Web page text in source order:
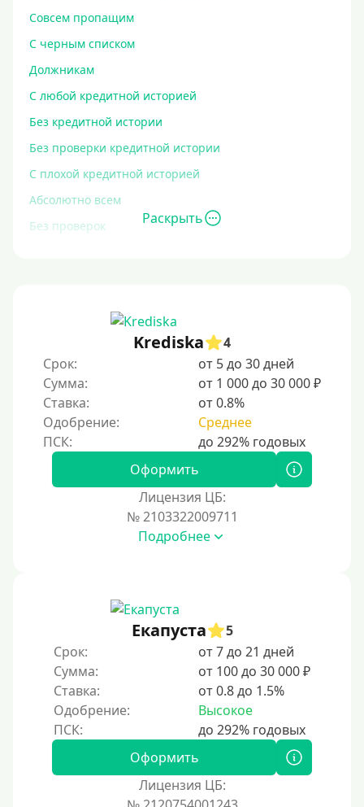
Совсем пропащим
С черным списком
Должникам
С любой кредитной историей
Без кредитной истории
Без проверки кредитной истории
С плохой кредитной историей
Абсолютно всем
Без проверок
С просрочками
Залог
Под залог ПТС
Без залога
Под залог недвижимости
Под ПТС по доверенности
Цель
На Новый Год
Для исправления кредитной истории
На погашение других займов
До зарплаты
Раскрыть
Krediska
4
Срок:
от 5 до 30 дней
Сумма:
от 1 000 до 30 000 ₽
Ставка:
от 0.8%
Одобрение:
Среднее
Оформить
Лицензия ЦБ:
№ 2103322009711
Подробнее
Екапуста
5
Срок:
от 7 до 21 дней
Сумма:
от 100 до 30 000 ₽
Ставка:
от 0.8 до 1.5%
Одобрение:
Высокое
Оформить
Лицензия ЦБ: